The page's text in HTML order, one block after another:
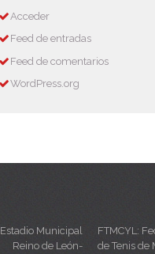
Acceder
Feed de entradas
Feed de comentarios
WordPress.org
Estadio Municipal
Reino de León-
FTMCYL:
de Tenis de